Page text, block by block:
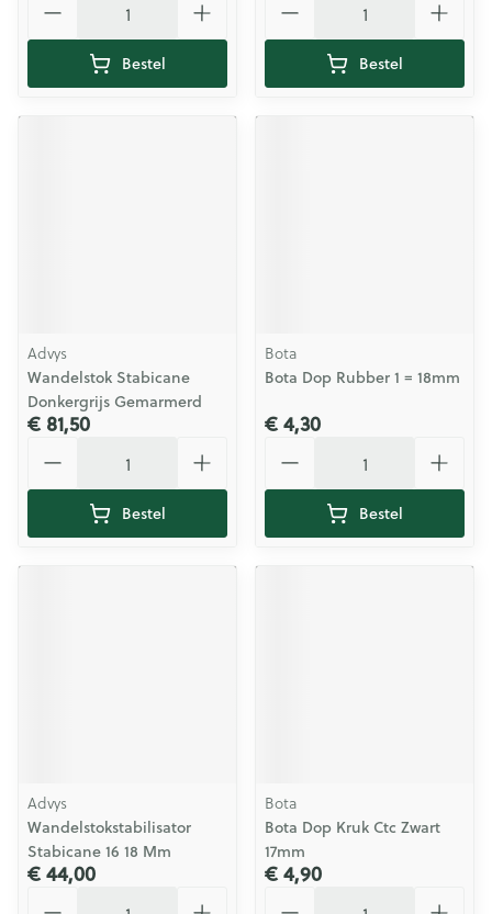
Bestel Bestel
Advys
Wandelstok Stabicane
Donkergrijs Gemarmerd
€ 81,50
Bestel
Bota
Bota Dop Rubber 1 = 18mm
€ 4,30
Bestel
Advys
Wandelstokstabilisator
Stabicane 16 18 Mm
€ 44,00
Bota
Bota Dop Kruk Ctc Zwart
17mm
€ 4,90